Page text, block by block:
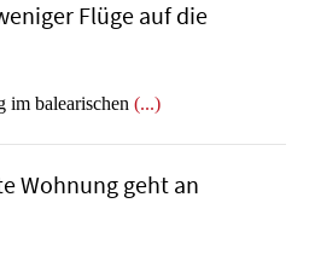
Flüge auf die
im balearischen (...)
Wohnung geht an